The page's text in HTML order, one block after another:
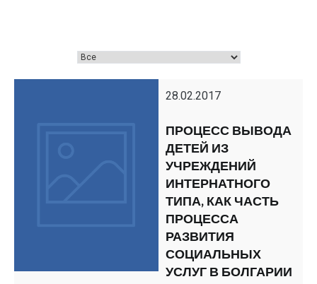
28.02.2017
ПРОЦЕСС ВЫВОДА
ДЕТЕЙ ИЗ
УЧРЕЖДЕНИЙ
ИНТЕРНАТНОГО
ТИПА, КАК ЧАСТЬ
ПРОЦЕССА
РАЗВИТИЯ
СОЦИАЛЬНЫХ
УСЛУГ В БОЛГАРИИ